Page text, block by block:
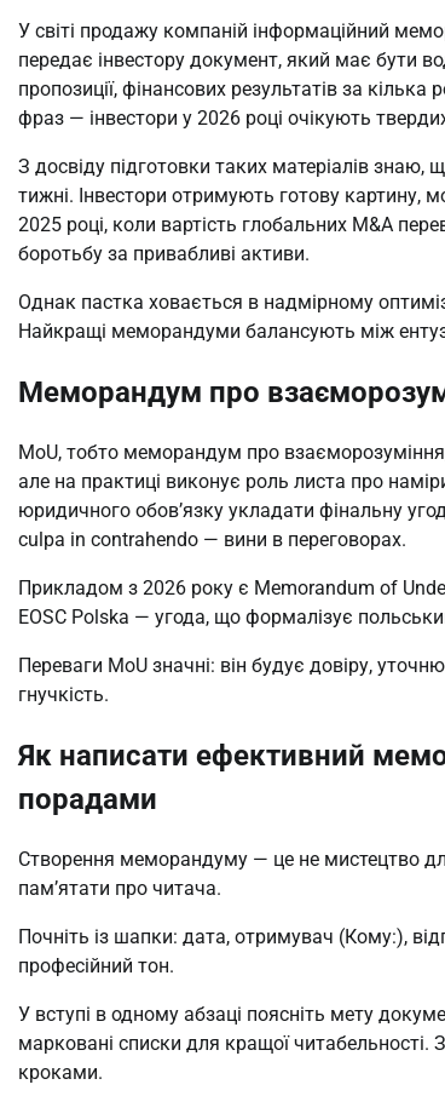
У світі продажу компаній інформаційний
передає інвестору документ, який має бути
пропозиції, фінансових результатів за
фраз — інвестори у 2026 році очікують
З досвіду підготовки таких матеріалів
тижні. Інвестори отримують готову картину,
2025 році, коли вартість глобальних M&A
боротьбу за привабливі активи.
Однак пастка ховається в надмірному
Найкращі меморандуми балансують між
Меморандум про
MoU, тобто меморандум про
але на практиці виконує роль листа про
юридичного обов’язку укладати фінальну
culpa in contrahendo — вини в переговорах.
Прикладом з 2026 року є Memorandum of
EOSC Polska — угода, що формалізує
Переваги MoU значні: він будує довіру,
гнучкість.
Як написати ефективний
порадами
Створення меморандуму — це не мистецтво
пам’ятати про читача.
Почніть із шапки: дата, отримувач (Кому:),
професійний тон.
У вступі в одному абзаці поясніть мету
марковані списки для кращої
кроками.